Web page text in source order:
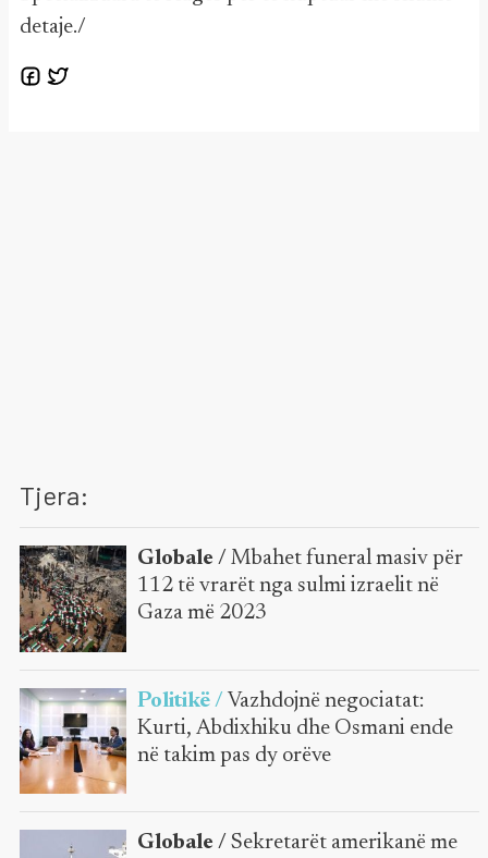
detaje./
Tjera:
Globale / Mbahet funeral masiv për
112 të vrarët nga sulmi izraelit në
Gaza më 2023
Politikë / Vazhdojnë negociatat:
Kurti, Abdixhiku dhe Osmani ende
në takim pas dy orëve
Globale / Sekretarët amerikanë me